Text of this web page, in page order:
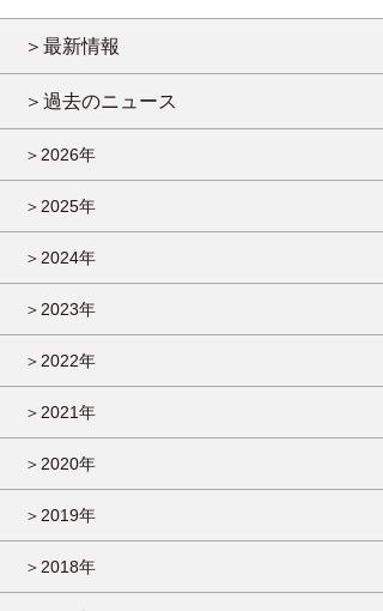
＞最新情報
＞過去のニュース
＞2026年
＞2025年
＞2024年
＞2023年
＞2022年
＞2021年
＞2020年
＞2019年
＞2018年